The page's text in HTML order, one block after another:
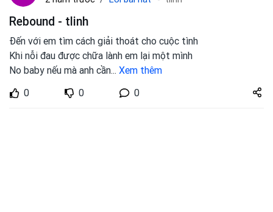
Rebound - tlinh
Đến với em tìm cách giải thoát cho cuộc tình
Khi nỗi đau được chữa lành em lại một mình
No baby nếu mà anh cần... Xem thêm
0
0 0
Share
zuto.vn